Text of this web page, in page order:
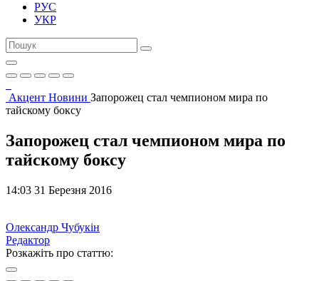
РУС
УКР
Акцент Новини Запорожец стал чемпионом мира по
тайскому боксу
Запорожец стал чемпионом мира по
тайскому боксу
14:03 31 Березня 2016
Олександр Чубукін
Редактор
Розкажіть про статтю: